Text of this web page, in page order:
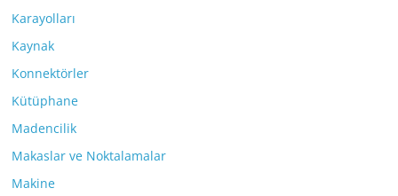
Karayolları
Kaynak
Konnektörler
Kütüphane
Madencilik
Makaslar ve Noktalamalar
Makine